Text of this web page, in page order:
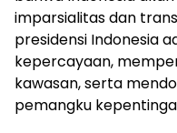
imparsialitas dan
presidensi Indonesia
kepercayaan,
kawasan, serta
pemangku